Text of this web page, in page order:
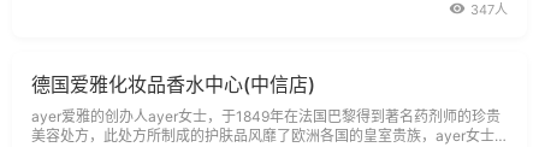
347人
德国爱雅化妆品香水中心(中信店)
ayer爱雅的创办人ayer女士，于1849年在法国巴黎得到著名药剂师的珍贵
美容处方，此处方所制成的护肤品风靡了欧洲各国的皇室贵族，ayer女士